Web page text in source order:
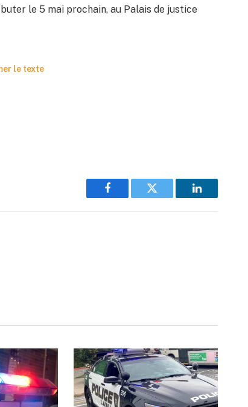
le 5 mai prochain, au Palais de justice
le texte
Facebook Twitter LinkedIn